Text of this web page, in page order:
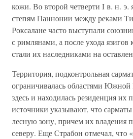
кожи. Во второй четверти I в. н. э.
степям Паннонии между реками
Роксалане часто выступали
с римлянами, а после ухода
стали их наследниками на
Территория, подконтрольная
ограничивалась областями Южной
здесь и находилась резиденция
источники указывают, что
лесную зону, причем их владения
северу. Еще Страбон отмечал, что